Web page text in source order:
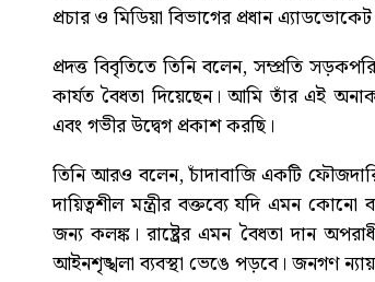
প্রচার ও মিডিয়া বিভাগের প্রধান
প্রদত্ত বিবৃতিতে তিনি বলেন, সম্প্রতি
কার্যত বৈধতা দিয়েছেন। আমি তাঁর এই
এবং গভীর উদ্বেগ প্রকাশ করছি।
তিনি আরও বলেন, চাঁদাবাজি একটি
দায়িত্বশীল মন্ত্রীর বক্তব্যে যদি এমন
জন্য কলঙ্ক। রাষ্ট্রের এমন বৈধতা দান
আইনশৃঙ্খলা ব্যবস্থা ভেঙে পড়বে। জনগণ